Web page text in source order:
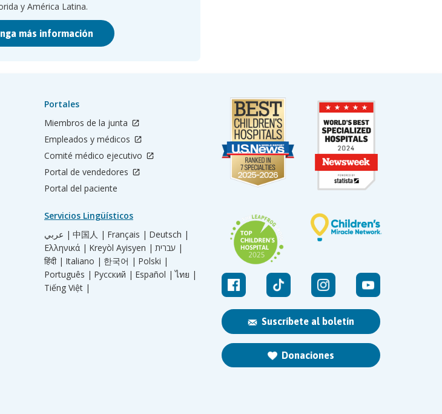
y América Latina.
más información
Suscríbete al boletín
Donaciones
Portales
Miembros de la junta
Empleados y médicos
Comité médico ejecutivo
Portal de vendedores
Portal del paciente
Servicios Lingüísticos
عربي | 中国人 | Français | Deutsch |
Ελληνικά | Kreyòl Ayisyen |
עברית |
हिंदी | Italiano | 한국어 | Polski |
Português | Русский | Español | ไทย |
Tiếng Việt |